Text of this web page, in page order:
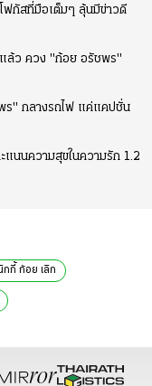
กัสที่มือเต็มๆ ลุ้นมีข่าวดี
ล้ว ควง "ก้อย อรัชพร"
" กลางรถไฟ แค่แคปชั่น
นนความสุขในความรัก 1.2
กกี้ ก้อย เลิก